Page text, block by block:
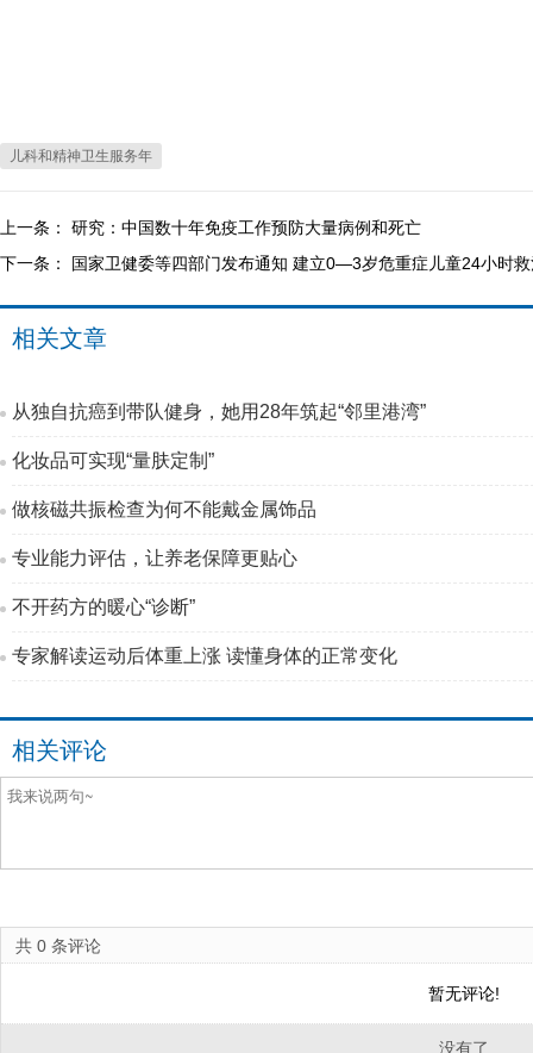
儿科和精神卫生服务年
上一条： 研究：中国数十年免疫工作预防大量病例和死亡
下一条： 国家卫健委等四部门发布通知 建立0—3岁危重症儿童24小时
相关文章
从独自抗癌到带队健身，她用28年筑起“邻里港湾”
化妆品可实现“量肤定制”
做核磁共振检查为何不能戴金属饰品
专业能力评估，让养老保障更贴心
不开药方的暖心“诊断”
专家解读运动后体重上涨 读懂身体的正常变化
相关评论
共 0 条评论
暂无评论!
没有了